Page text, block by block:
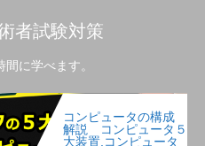
者試験対策
に学べます。
コンピュータの構成
解説 コンピュータ５
大装置,コンピュータ